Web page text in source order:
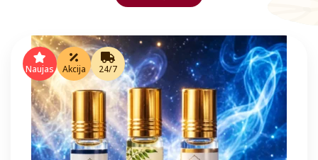
was:
€36.00.€29.99.
Naujas Akcija 24/7